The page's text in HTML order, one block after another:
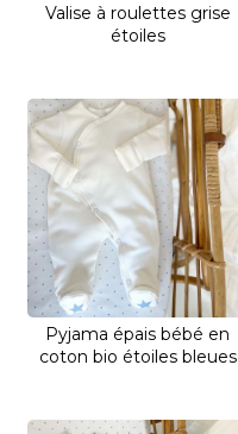
Valise à roulettes grise
étoiles
Pyjama épais bébé en
coton bio étoiles bleues